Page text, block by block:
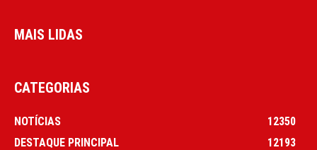
MAIS LIDAS
CATEGORIAS
NOTÍCIAS
12350
DESTAQUE PRINCIPAL
12193